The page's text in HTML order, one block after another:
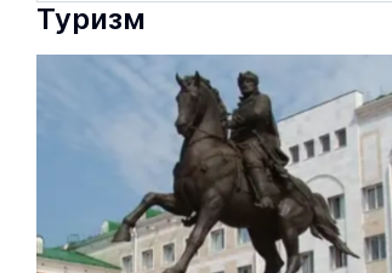
Туризм